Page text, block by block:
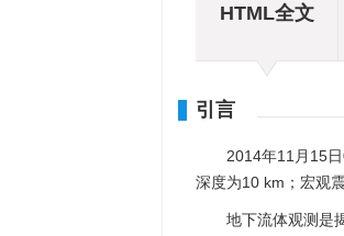
HTML全文
引言
2014年11月15
深度为10 km；宏观
地下流体观测是